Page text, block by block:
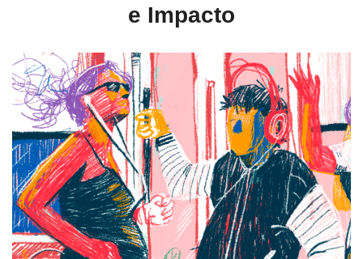
especiales
invasores vip
estronismo climático
escuelas fumigadas
historia de las mujeres
patria contratista
plan del terror
e Impacto